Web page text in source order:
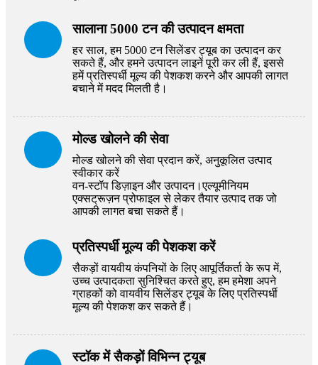
सालाना 5000 टन की उत्पादन क्षमता
हर साल, हम 5000 टन सिलेंडर ट्यूब का उत्पादन कर
सकते हैं, और हमने उत्पादन लाइनें पूरी कर ली हैं, इससे
हमें प्रतिस्पर्धी मूल्य की पेशकश करने और आपकी लागत
बचाने में मदद मिलती है।
मोल्ड खोलने की सेवा
मोल्ड खोलने की सेवा प्रदान करें, अनुकूलित उत्पाद
स्वीकार करें
वन-स्टॉप डिज़ाइन और उत्पादन।एल्यूमीनियम
एक्सट्रूज़न प्रोफाइल से लेकर तैयार उत्पाद तक जो
आपकी लागत बचा सकते हैं।
प्रतिस्पर्धी मूल्य की पेशकश करें
सैकड़ों वायवीय कंपनियों के लिए आपूर्तिकर्ता के रूप में,
उच्च उत्पादकता सुनिश्चित करते हुए, हम हमेशा अपने
ग्राहकों को वायवीय सिलेंडर ट्यूब के लिए प्रतिस्पर्धी
मूल्य की पेशकश कर सकते हैं।
स्टॉक में सैकड़ों विभिन्न ट्यूब